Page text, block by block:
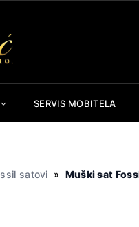
SERVIS MOBITELA
satovi » Muški sat